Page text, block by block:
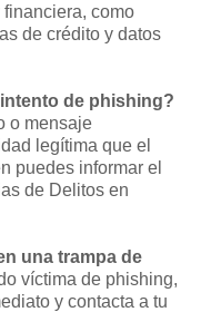
como
de crédito y datos
de phishing?
o mensaje
legítima que el
puedes informar el
de Delitos en
una trampa de
víctima de phishing,
y contacta a tu